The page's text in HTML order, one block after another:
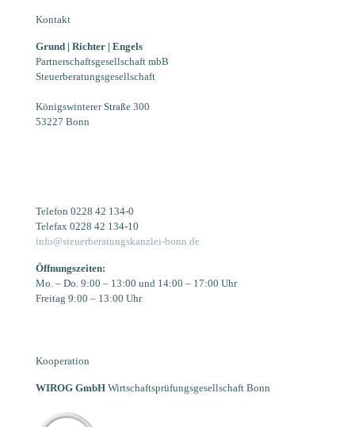
Kontakt
Grund | Richter | Engels
Partnerschaftsgesellschaft mbB
Steuerberatungsgesellschaft
Königswinterer Straße 300
53227 Bonn
Telefon 0228 42 134-0
Telefax 0228 42 134-10
info@steuerberatungskanzlei-bonn.de
Öffnungszeiten:
Mo. – Do. 9:00 – 13:00 und 14:00 – 17:00 Uhr
Freitag 9:00 – 13:00 Uhr
Kooperation
WIROG GmbH Wirtschaftsprüfungsgesellschaft Bonn